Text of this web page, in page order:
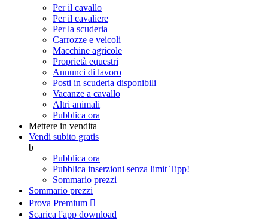
Per il cavallo
Per il cavaliere
Per la scuderia
Carrozze e veicoli
Macchine agricole
Proprietà equestri
Annunci di lavoro
Posti in scuderia disponibili
Vacanze a cavallo
Altri animali
Pubblica ora
Mettere in vendita
Vendi subito gratis
b
Pubblica ora
Pubblica inserzioni senza limit Tipp!
Sommario prezzi
Sommario prezzi
Prova Premium 
Scarica l'app download